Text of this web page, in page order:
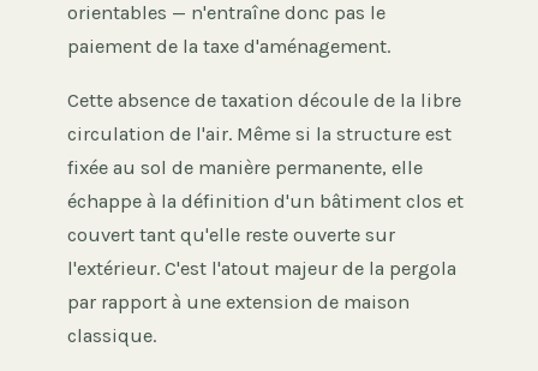
orientables — n'entraîne donc pas le
paiement de la taxe d'aménagement.
Cette absence de taxation découle de la libre
circulation de l'air. Même si la structure est
fixée au sol de manière permanente, elle
échappe à la définition d'un bâtiment clos et
couvert tant qu'elle reste ouverte sur
l'extérieur. C'est l'atout majeur de la pergola
par rapport à une extension de maison
classique.